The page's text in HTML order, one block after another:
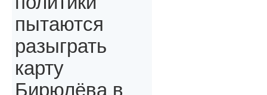
пытаются
разыграть
карту
Бирюлёва в